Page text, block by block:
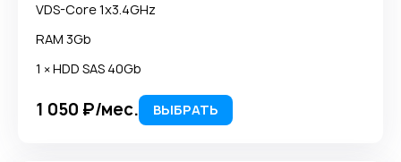
VDS-Core 1x3.4GHz
RAM 3Gb
1 × HDD SAS 40Gb
1 050 ₽/мес. ВЫБРАТЬ